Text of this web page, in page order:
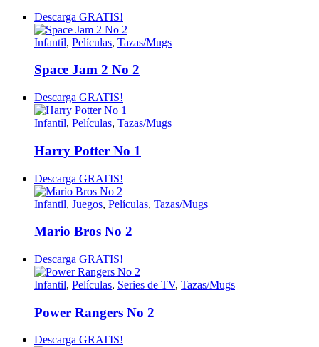
Descarga GRATIS!
Infantil, Películas, Tazas/Mugs
Space Jam 2 No 2
Descarga GRATIS!
Infantil, Películas, Tazas/Mugs
Harry Potter No 1
Descarga GRATIS!
Infantil, Juegos, Películas, Tazas/Mugs
Mario Bros No 2
Descarga GRATIS!
Infantil, Películas, Series de TV, Tazas/Mugs
Power Rangers No 2
Descarga GRATIS!